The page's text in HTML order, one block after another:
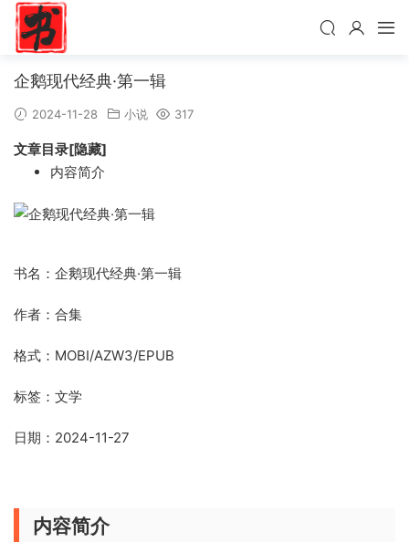
企鹅现代经典·第一辑
2024-11-28 小说 317
文章目录[隐藏]
内容简介
书名：企鹅现代经典·第一辑
作者：合集
格式：MOBI/AZW3/EPUB
标签：文学
日期：2024-11-27
内容简介